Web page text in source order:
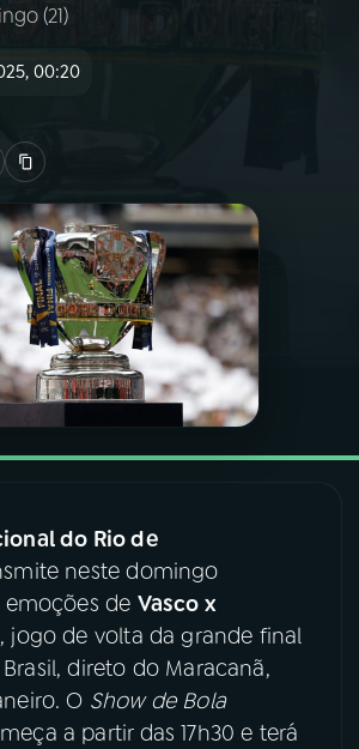
NACIONAL
Facebook
X
(21)
00:20
do Rio de
neste domingo
emoções de Vasco x
, jogo de volta da grande final
direto do Maracanã,
O Show de Bola
a partir das 17h30 e terá